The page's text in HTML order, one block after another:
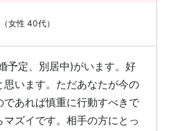
女性 40代）
予定、別居中)がいます。好
思います。ただあなたが今の
あれば慎重に行動すべきで
ズイです。相手の方にとっ